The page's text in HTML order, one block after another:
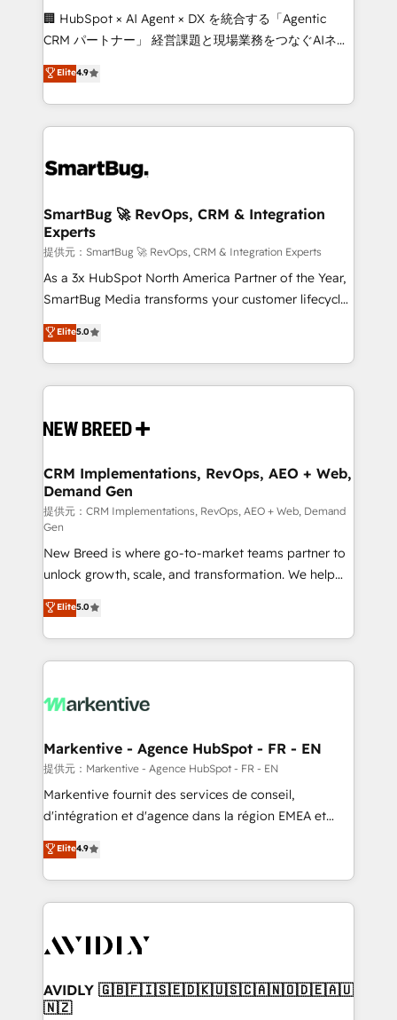
around your business, not a template. ➤ Migration:
Move from any legacy CRM. Zero downtime, full data
run your revenue process. Sales, marketing, and
service wired together. ➤ AI and Integrations: Layer
tune-ups, feature rollouts, adoption coaching. Buying
HubSpot, switching to it, or reviving a stale portal?
We are built for the work.
🏢 HubSpot × AI Agent × DX を統合する「Agentic
CRM パートナー」 経営課題と現場業務をつなぐAIネイ
ティブ・エージェンシーとして、HubSpot Eliteの実装
力で顧客フロント業務を再設計します。 💡 100inc は何
をする会社か？ HubSpotを共通基盤に、AIエージェン
トを組み込んだ顧客フロント業務（マーケティング・営
ィブ・エージェンシーです。事業部・グループ会社・部
を、CRMを軸とした全社共通基盤に再構築します。意
思決定者・PMO・現場担当者に並走します。 1️⃣
HubSpot導入・活用支援 顧客データの一元化から、
GTMの見える化・自動化まで。全Hub統合運用、デー
タ品質設計、グループ横断のCRM統合に対応します。
の一部をAIが自律実行する組織への移行を設計・実装。
Breeze・Claude等をHubSpotと連携させ、役割定義・
革を、構想から実装・定着までPMOとして主導。「設
の統合・浸透・変革管理を実行します。 ▸ CMS戦略設
計・構築：リード獲得・CVR・SEOを前提にした情報設
計・導線設計・テンプレート設計をContent Hubで一体
提供。 ▸ 既存CRM・MAからの移行支援：Salesforce・
Marketo・Pardot等からの移行、カスタム設計、履歴
データ移行と活用設計まで。 ▸ AEO対応：ChatGPT・
ンツとサイト構造を最適化。 🏆 なぜ100incを選ぶの
か？ ✓ HubSpot Eliteパートナー認定 ✓ HubSpotアワ
ード受賞・HUGリーダー ✓ ISO27001:2022 /
HubSpot大百科 出版 CRM・AI活用に関するご相談、現
せください。
Elite4.9
SmartBug 🚀 RevOps, CRM & Integration
Experts
提供元：SmartBug 🚀 RevOps, CRM & Integration Experts
As a 3x HubSpot North America Partner of the Year,
SmartBug Media transforms your customer lifecycle
into a revenue engine. Our unified ecosystem
includes specialized divisions Globalia (AI &
Software) and Point Success Media (Paid Media),
making this the official home for all three brands. 🔄
and system integrations powered by Globalia’s
trainers to drive platform adoption. 📈 Revenue
Generation - Full-funnel marketing and high-
performance advertising via Point Success Media. -
Expert deployment of Breeze AI and custom agents
to automate growth. 🏆 Elite Excellence - 8 platform
accreditations and deep HIPAA-compliance
expertise. - A team of 250+ experts dedicated to
your resilient growth.
Elite5.0
CRM Implementations, RevOps, AEO + Web,
Demand Gen
提供元：CRM Implementations, RevOps, AEO + Web, Demand
Gen
New Breed is where go-to-market teams partner to
unlock growth, scale, and transformation. We help
companies activate HubSpot’s AI-powered
customer platform and operationalize HubSpot’s
Loop Marketing framework through expert-led
services, smart agents, and purpose-built apps,
results, fast. ⚙️CRM & RevOps: Align all Hubs to your
🎯Demand Gen & ABM: Drive pipeline with inbound,
ABM, AEO, SEO, & paid media. 👩‍💻Web Design:
Build high-performing websites with UX, messaging,
& conversion strategy that drive results. 🤖AI
AI, & maximize AEO with tailored AI services. 🧩
Integrations: Extend HubSpot with custom
Elite5.0
Markentive - Agence HubSpot - FR - EN
提供元：Markentive - Agence HubSpot - FR - EN
Markentive fournit des services de conseil,
d'intégration et d'agence dans la région EMEA et
North America. Avec plus de 115 experts en
marketing automation, Growth, Revops, CRM et
webdesign. Markentive is both a consulting firm, a
digital agency and an integrator. With over 115
CRM and webdesign (We focus on EMEA - USA
Elite4.9
AVIDLY 🇬🇧🇫🇮🇸🇪🇩🇰🇺🇸🇨🇦🇳🇴🇩🇪🇦🇺
🇳🇿